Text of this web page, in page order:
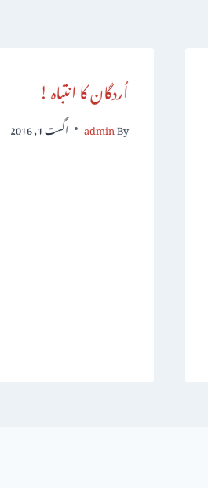
اُردگان کا انتباہ !
By
admin اگست 1, 2016